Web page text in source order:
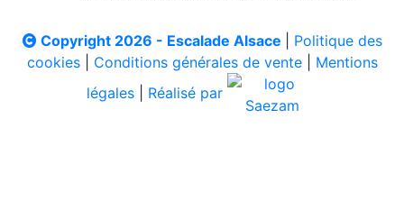
Copyright 2026 - Escalade Alsace
Politique des
cookies| Conditions générales de vente| Mentions
légales
Réalisé par